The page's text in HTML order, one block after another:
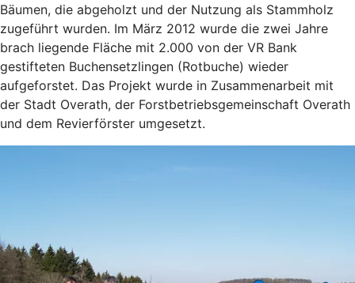
Bäumen, die abgeholzt und der Nutzung als Stammholz
zugeführt wurden. Im März 2012 wurde die zwei Jahre
brach liegende Fläche mit 2.000 von der VR Bank
gestifteten Buchensetzlingen (Rotbuche) wieder
aufgeforstet. Das Projekt wurde in Zusammenarbeit mit
der Stadt Overath, der Forstbetriebsgemeinschaft Overath
und dem Revierförster umgesetzt.